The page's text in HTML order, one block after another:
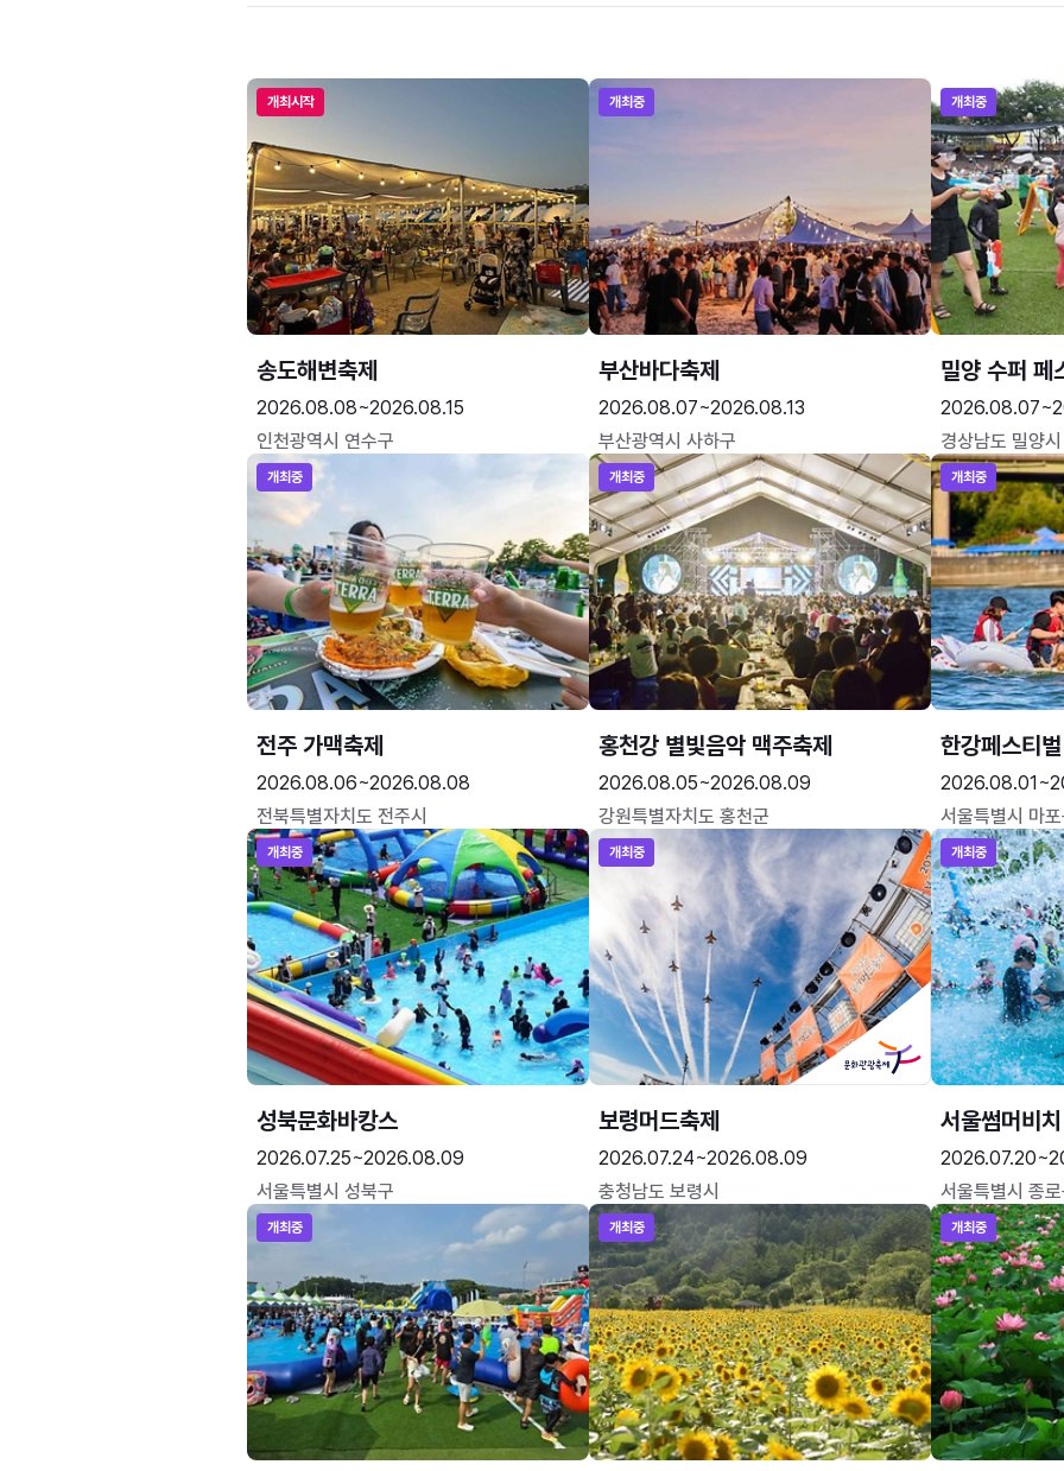
개최시작
송도해변축제
2026.08.08~2026.08.15
인천광역시 연수구
개최중
부산바다축제
2026.08.07~2026.08.13
부산광역시 사하구
개최중
밀양 수퍼 페
경상남도 밀양시
개최중
전주 가맥축제
2026.08.06~2026.08.08
전북특별자치도 전주시
개최중
홍천강 별빛음악 맥주축제
2026.08.05~2026.08.09
강원특별자치도 홍천군
개최중
한강페스티벌
서울특별시 마
개최중
성북문화바캉스
2026.07.25~2026.08.09
서울특별시 성북구
개최중
보령머드축제
2026.07.24~2026.08.09
충청남도 보령시
개최중
서울썸머비치
서울특별시 종
개최중 개최중 개최중